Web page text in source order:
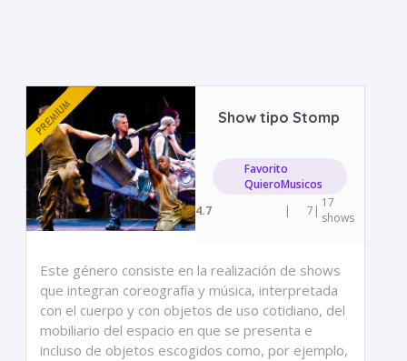
Show tipo Stomp
Favorito
QuieroMusicos
4.7
| 7 | 17
shows
Este género consiste en la realización de shows
que integran coreografía y música, interpretada
con el cuerpo y con objetos de uso cotidiano, del
mobiliario del espacio en que se presenta e
incluso de objetos escogidos como, por ejemplo,